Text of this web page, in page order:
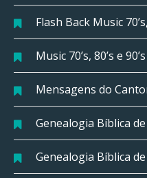
Flash Back Music
Music 70’s, 80’s e 90’s
Mensagens do
Genealogia Bíblica
Genealogia Bíblica